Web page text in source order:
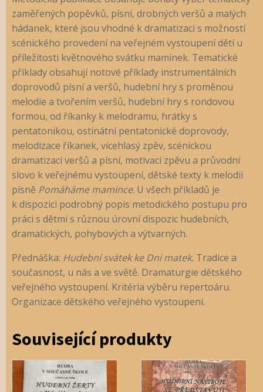
zaměřených popěvků, písní, drobných veršů a malých
hádanek, které jsou vhodné k dramatizaci s možností
scénického provedení na veřejném vystoupení dětí u
příležitosti květnového svátku maminek. Tematické
příklady obsahují notové příklady instrumentálních
doprovodů písní a veršů, hudební hry s proměnou
melodie a tvořením veršů, hudební hry s rondovou
formou, od říkanky k melodramu, hrátky s
pentatonikou, ostinátní pentatonické doprovody,
melodizace říkanek, vícehlasý zpěv, scénickou
dramatizaci veršů a písní, motivaci zpěvu a průvodní
slovo k veřejnému vystoupení, dětské texty k melodii
písně Pomáháme mamince. U všech příkladů je
k dispozici podrobný popis metodického postupu pro
práci s dětmi s různou úrovní dispozic hudebních,
dramatických, pohybových a výtvarných.
Přednáška: Hudební svátek ke Dni matek. Tradice a
současnost, u nás a ve světě. Dramaturgie dětského
veřejného vystoupení. Kritéria výběru repertoáru.
Organizace dětského veřejného vystoupení.
Související produkty